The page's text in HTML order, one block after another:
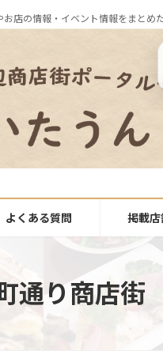
店の情報・イベント情報をまとめ
よくある質問 掲載
通り商店街